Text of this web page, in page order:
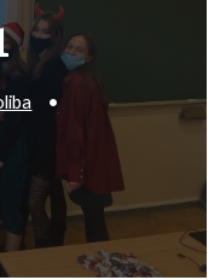
•
FB